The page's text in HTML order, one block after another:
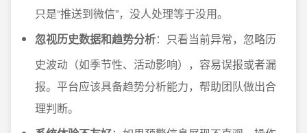
只是“推送到微信”，没人处理等于没用。
忽视历史数据和趋势分析：只看当前异常，忽略历
史波动（如季节性、活动影响），容易误报或者漏
报。平台应该具备趋势分析能力，帮助团队做出合
理判断。